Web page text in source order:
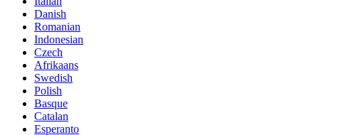
Danish
Romanian
Indonesian
Czech
Afrikaans
Swedish
Polish
Basque
Catalan
Esperanto